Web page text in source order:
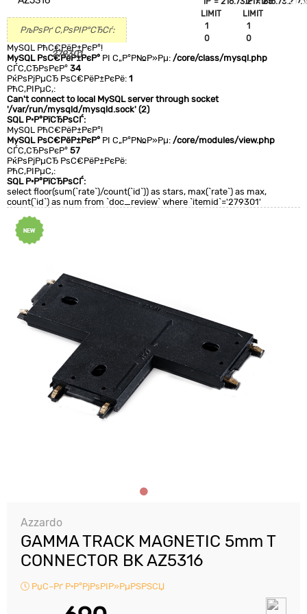
LIMIT
1
0
LIMIT
1
0
РљРѕРґ С‚РѕРІР°СЂСѓ:
279301
MySQL РћС€РёР±РєР°!
MySQL РѕС€РёР±РєР° РІ С„Р°Р№Р»Рµ: /core/class/mysql.php
СЃС‚СЂРѕРєР° 34
РќРѕРјРµСЂ РѕС€РёР±РєРё: 1
РћС‚РІРµС‚:
Can't connect to local MySQL server through socket
'/var/run/mysqld/mysqld.sock' (2)
SQL Р·Р°РїСЂРѕСЃ:
MySQL РћС€РёР±РєР°!
MySQL РѕС€РёР±РєР° РІ С„Р°Р№Р»Рµ: /core/modules/view.php
СЃС‚СЂРѕРєР° 57
РќРѕРјРµСЂ РѕС€РёР±РєРё:
РћС‚РІРµС‚:
SQL Р·Р°РїСЂРѕСЃ:
select floor(sum(`rate`)/count(`id`)) as stars, max(`rate`) as max,
count(`id`) as num from `doc_review` where `itemid`='279301'
Azzardo
GAMMA TRACK MAGNETIC 5mm T
CONNECTOR BK AZ5316
РџС–Рґ Р·Р°РјРѕРІР»РµРЅРЅСЏ